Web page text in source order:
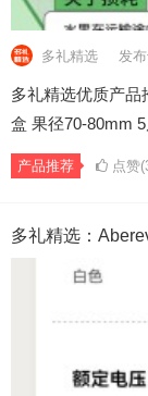
多礼精选 发
多礼精选优质产品
盒 果径70-80mm
产品推荐 点赞
多礼精选：